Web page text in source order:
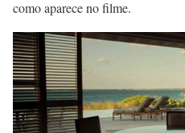
como aparece no filme.